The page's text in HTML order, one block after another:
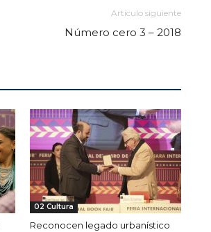
Artículo siguiente
Número cero 3 – 2018
02 Cultura
Reconocen legado urbanístico